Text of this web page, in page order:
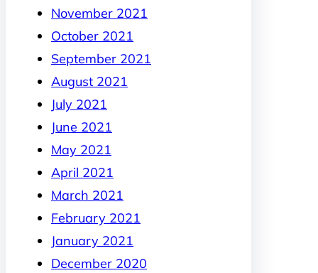
November 2021
October 2021
September 2021
August 2021
July 2021
June 2021
May 2021
April 2021
March 2021
February 2021
January 2021
December 2020